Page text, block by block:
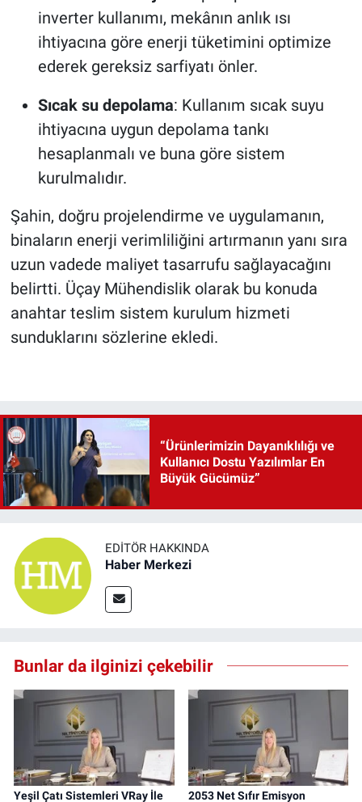
inverter kullanımı, mekânın anlık ısı
ihtiyacına göre enerji tüketimini optimize
ederek gereksiz sarfiyatı önler.
Sıcak su depolama: Kullanım sıcak suyu
ihtiyacına uygun depolama tankı
hesaplanmalı ve buna göre sistem
kurulmalıdır.
Şahin, doğru projelendirme ve uygulamanın,
binaların enerji verimliliğini artırmanın yanı sıra
uzun vadede maliyet tasarrufu sağlayacağını
belirtti. Üçay Mühendislik olarak bu konuda
anahtar teslim sistem kurulum hizmeti
sunduklarını sözlerine ekledi.
“Ürünlerimizin Dayanıklılığı ve
Kullanıcı Dostu Yazılımlar En
Büyük Gücümüz”
EDITÖR HAKKINDA
Haber Merkezi
Bunlar da ilginizi çekebilir
Yeşil Çatı Sistemleri VRay İle
2053 Net Sıfır Emisyon